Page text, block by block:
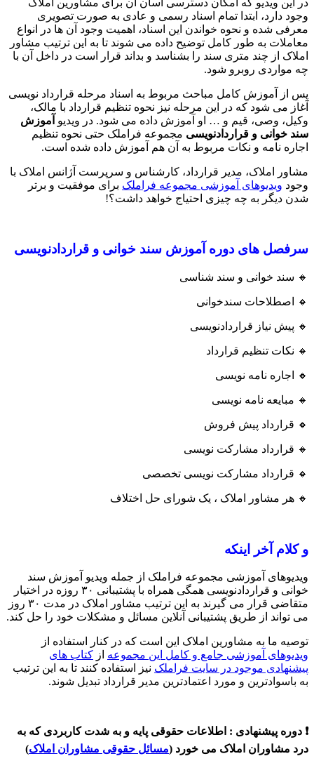
وجود دارد، ابتدا تمام اسناد رسمی و عادی به صورت تصویری
معرفی شده و نحوه خواندن این اسناد، اهمیت وجود آن ها در انواع
معاملات به طور کامل توضیح داده می شوند تا به این ترتیب مشاور
املاک از چند متری سند را بشناسد و بداند قرار است در داخل آن با
چه مواردی روبرو شود.
پس از آموزش کامل مباحث مربوط به اسناد مرحله قرارداد نویسی
آغاز می شود که در این مرحله نیز نحوه تنظیم قرارداد با مالک،
وکیل، وصی، قیم و … او آموزش داده می شود. در ویدیو آموزش
سند خوانی و قراردادنویسی مجموعه فراملک حتی نحوه تنظیم
اجاره نامه و نکات مربوط به آن هم آموزش داده شده است.
مشاور املاک، مدیر قرارداد، کارشناس و سرپرست آژانس املاک با
وجود ویدیوهای آموزشی مجموعه فراملک برای موفقیت و برتر
شدن دیگر به چه چیزی احتیاج خواهد داشت؟!
سرفصل های دوره آموزش سند خوانی و قراردادنویسی
🔸 سند خوانی و سند شناسی
🔸 اصطلاحات سندخوانی
🔸 پیش نیاز قراردادنویسی
🔸 نکات تنظیم قرارداد
🔸 اجاره نامه نویسی
🔸 مبایعه نامه نویسی
🔸 قرارداد پیش فروش
🔸 قرارداد مشارکت نویسی
🔸 قرارداد مشارکت نویسی تخصصی
🔸 هر مشاور املاک ، یک شورای حل اختلاف
و کلام آخر اینکه
ویدیوهای آموزشی مجموعه فراملک از جمله ویدیو آموزش سند
خوانی و قراردادنویسی همگی همراه با پشتیبانی ۳۰ روزه در اختیار
متقاضی قرار می گیرند به این ترتیب مشاور املاک در مدت ۳۰ روز
می تواند از طریق پشتیبانی آنلاین مسائل و مشکلات خود را حل کند.
توصیه ما به مشاورین املاک این است که در کنار استفاده از
ویدیوهای آموزشی جامع و کامل این مجموعه از کتاب های
پیشنهادی موجود در سایت فراملک نیز استفاده کنند تا به این ترتیب
به باسوادترین و مورد اعتمادترین مدیر قرارداد تبدیل شوند.
❗️ دوره پیشنهادی : اطلاعات حقوقی پایه و به شدت کاربردی که به
درد مشاوران املاک می خورد (مسائل حقوقی مشاوران املاک)